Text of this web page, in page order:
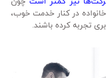
در کنار خدمت خوب،
تجربه کرده باشند.